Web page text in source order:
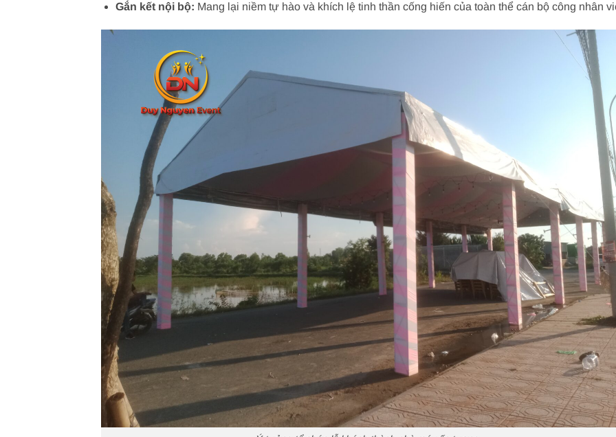
Gắn kết nội bộ: Mang lại niềm tự hào và khích lệ tinh thần cống hiến của toàn thể cán bộ công nhân